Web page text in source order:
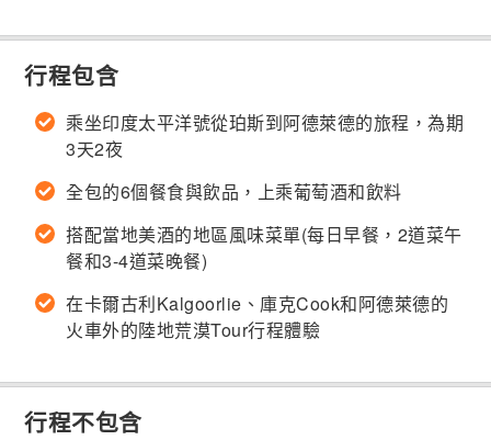
行程包含
乘坐印度太平洋號從珀斯到阿德萊德的旅程，為期
3天2夜
全包的6個餐食與飲品，上乘葡萄酒和飲料
搭配當地美酒的地區風味菜單(每日早餐，2道菜午
餐和3-4道菜晚餐)
在卡爾古利Kalgoorlie、庫克Cook和阿德萊德的
火車外的陸地荒漠Tour行程體驗
行程不包含